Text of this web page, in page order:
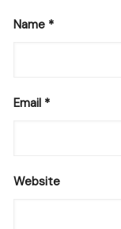
Name *
Email *
Website